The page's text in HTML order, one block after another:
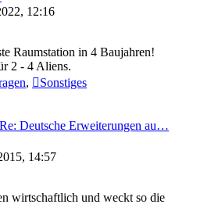
Beitrag12:16
Raumstation in 4 Baujahren!
2 - 4 Aliens.
,
Sonstiges
Re: Deutsche Erweiterungen au…
14:57
wirtschaftlich und weckt so die